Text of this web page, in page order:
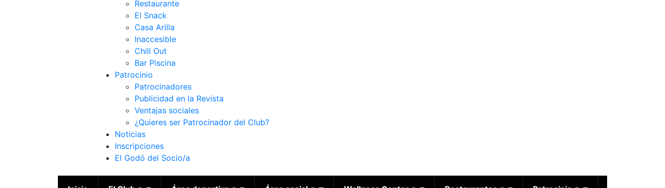
Restaurante
El Snack
Casa Arilla
Inaccesible
Chill Out
Bar Piscina
Patrocinio
Patrocinadores
Publicidad en la Revista
Ventajas sociales
¿Quieres ser Patrocinador del Club?
Noticias
Inscripciones
El Godó del Socio/a